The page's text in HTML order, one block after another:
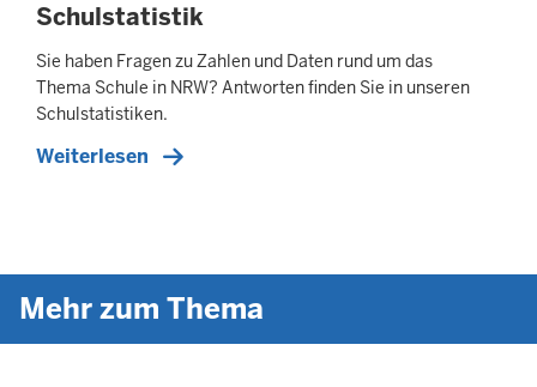
Schulstatistik
Sie haben Fragen zu Zahlen und Daten rund um das
Thema Schule in NRW? Antworten finden Sie in unseren
Schulstatistiken.
Weiterlesen
Mehr zum Thema